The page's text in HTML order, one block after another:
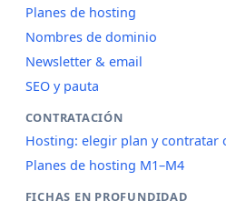
Planes de hosting
Nombres de dominio
Newsletter & email
SEO y pauta
CONTRATACIÓN
Hosting: elegir plan y contratar
Planes de hosting M1–M4
FICHAS EN PROFUNDIDAD